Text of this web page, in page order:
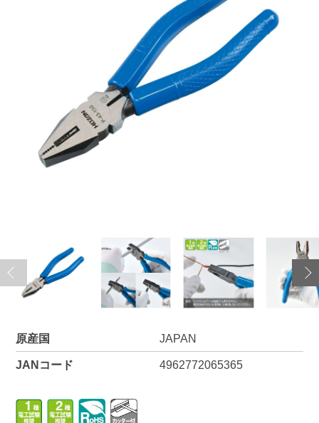
原産国 JAPAN
JANコード 4962772065365